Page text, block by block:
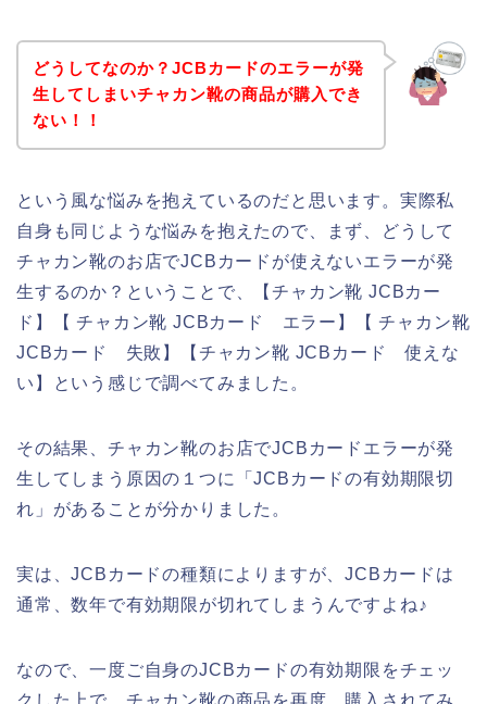
どうしてなのか？JCBカードのエラーが発
生してしまいチャカン靴の商品が購入でき
ない！！
という風な悩みを抱えているのだと思います。実際私
自身も同じような悩みを抱えたので、まず、どうして
チャカン靴のお店でJCBカードが使えないエラーが発
生するのか？ということで、【チャカン靴 JCBカー
ド】【 チャカン靴 JCBカード エラー】【 チャカン靴
JCBカード 失敗】【チャカン靴 JCBカード 使えな
い】という感じで調べてみました。
その結果、チャカン靴のお店でJCBカードエラーが発
生してしまう原因の１つに「JCBカードの有効期限切
れ」があることが分かりました。
実は、JCBカードの種類によりますが、JCBカードは
通常、数年で有効期限が切れてしまうんですよね♪
なので、一度ご自身のJCBカードの有効期限をチェッ